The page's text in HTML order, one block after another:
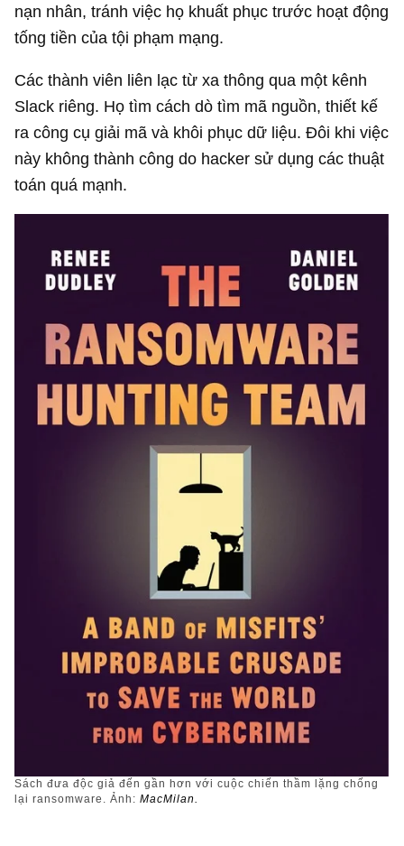
nạn nhân, tránh việc họ khuất phục trước hoạt động
tống tiền của tội phạm mạng.
Các thành viên liên lạc từ xa thông qua một kênh
Slack riêng. Họ tìm cách dò tìm mã nguồn, thiết kế
ra công cụ giải mã và khôi phục dữ liệu. Đôi khi việc
này không thành công do hacker sử dụng các thuật
toán quá mạnh.
Sách đưa độc giả đến gần hơn với cuộc chiến thầm lặng chống
lại ransomware. Ảnh:MacMilan.